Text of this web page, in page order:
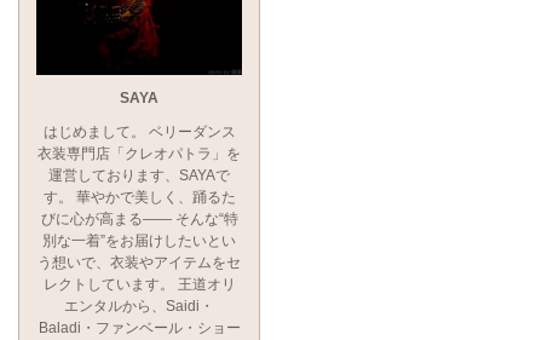
SAYA
はじめまして。 ベリーダンス
衣装専門店「クレオパトラ」を
運営しております、SAYAで
す。 華やかで美しく、踊るた
びに心が高まる―― そんな“特
別な一着”をお届けしたいとい
う想いで、衣装やアイテムをセ
レクトしています。 王道オリ
エンタルから、Saidi・
Baladi・ファンベール・ショー